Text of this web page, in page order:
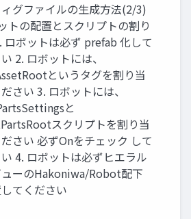
グファイルの⽣成⽅法(2/3)
トの配置とスクリプトの割り
ロボットは必ず prefab 化して
2. ロボットには、
というタグを割り当
さい 3. ロボットには、
と
スクリプトを割り当
さい 必ずOnをチェック して
4. ロボットは必ずヒエラル
ーのHakoniwa/Robot配下
てください